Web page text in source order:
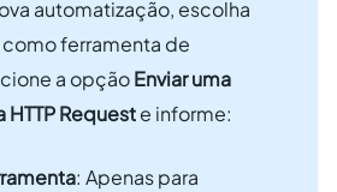
automatização, escolha
ferramenta de
a opçãoEnviar uma
Requeste informe:
: Apenas para